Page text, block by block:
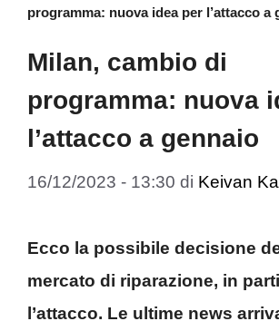
programma: nuova idea per l’attacco a
Milan, cambio di
programma: nuova
l’attacco a gennaio
16/12/2023 - 13:30 di Keivan
Ecco la possibile decisione
mercato di riparazione, in
l’attacco. Le ultime news